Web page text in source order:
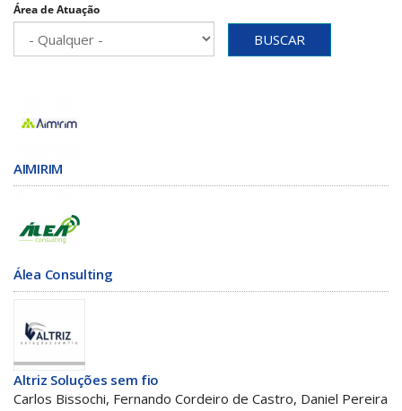
Área de Atuação
BUSCAR
AIMIRIM
Álea Consulting
Altriz Soluções sem fio
Carlos Bissochi, Fernando Cordeiro de Castro, Daniel Pereira